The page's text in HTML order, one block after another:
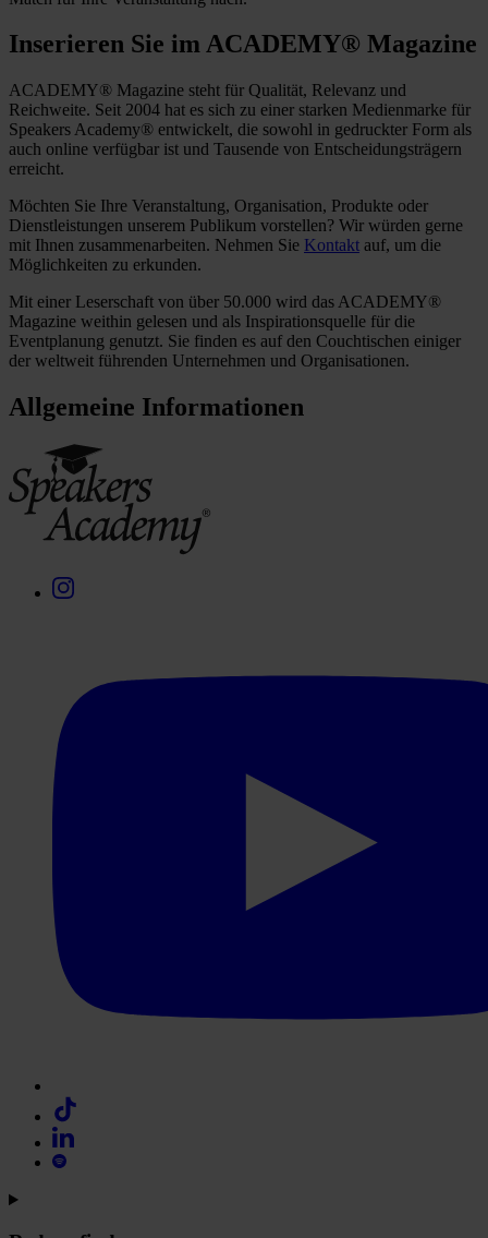
Inserieren Sie im ACADEMY® Magazine
ACADEMY® Magazine steht für Qualität, Relevanz und
Reichweite. Seit 2004 hat es sich zu einer starken Medienmarke für
Speakers Academy® entwickelt, die sowohl in gedruckter Form als
auch online verfügbar ist und Tausende von Entscheidungsträgern
erreicht.
Möchten Sie Ihre Veranstaltung, Organisation, Produkte oder
Dienstleistungen unserem Publikum vorstellen? Wir würden gerne
mit Ihnen zusammenarbeiten. Nehmen Sie Kontakt auf, um die
Möglichkeiten zu erkunden.
Mit einer Leserschaft von über 50.000 wird das ACADEMY®
Magazine weithin gelesen und als Inspirationsquelle für die
Eventplanung genutzt. Sie finden es auf den Couchtischen einiger
der weltweit führenden Unternehmen und Organisationen.
Allgemeine Informationen